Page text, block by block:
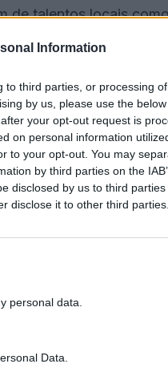
Information
to third parties, or processing
by us, please use the
your opt-out request is
on personal information
to your opt-out. You may
by third parties on the
disclosed by us to third
disclose it to other third parties.
personal data.
Data.
de talentos locais
e DJ Brat
de diversos
viticultura, doçaria
que de melhor se faz
da Câmara
passatempo desafia
única.
das raças Serra de
do melhor expositor